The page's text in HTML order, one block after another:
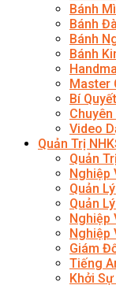
Bánh
Bánh
Bánh
Bánh
Master
Bí
Video
Quản Trị
Quản
Nghiệp
Quản
Quản
Nghiệp
Nghiệp
Giám
Tiếng
Khởi